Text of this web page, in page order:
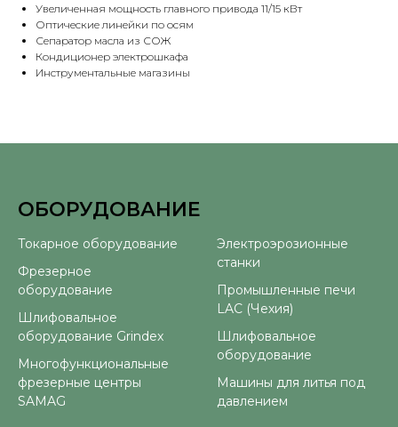
Увеличенная мощность главного привода 11/15 кВт
Оптические линейки по осям
Сепаратор масла из СОЖ
Кондиционер электрошкафа
Инструментальные магазины
ОБОРУДОВАНИЕ
Токарное оборудование
Фрезерное
оборудование
Шлифовальное
оборудование Grindex
Многофункциональные
фрезерные центры
SAMAG
Электроэрозионные
станки
Промышленные печи
LAC (Чехия)
Шлифовальное
оборудование
Машины для литья под
давлением